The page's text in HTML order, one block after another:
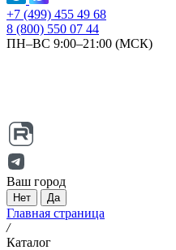
+7 (499) 455 49 68
8 (800) 550 07 44
ПН–ВС 9:00–21:00 (МСК)
Ваш город
Нет Да
Главная страница
/
Каталог